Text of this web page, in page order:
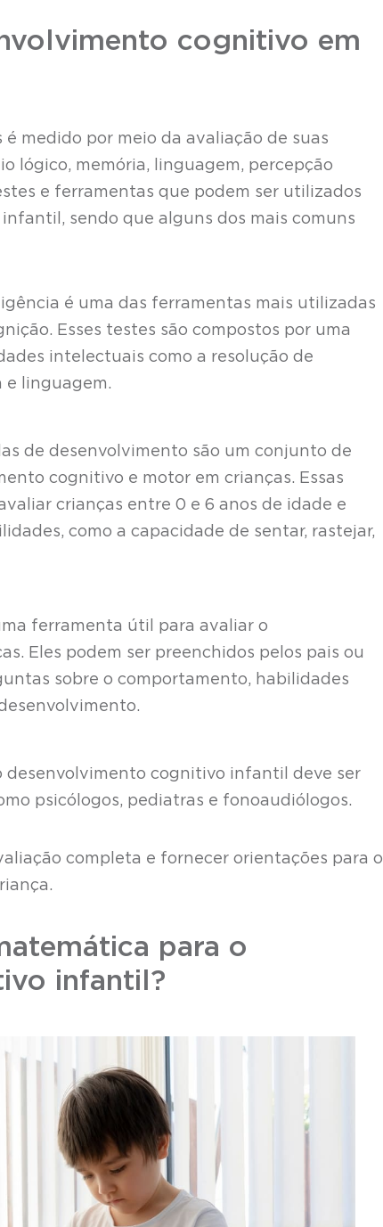
cognitivo em
medido por meio da avaliação de suas
lógico, memória, linguagem, percepção
e ferramentas que podem ser utilizados
sendo que alguns dos mais comuns
é uma das ferramentas mais utilizadas
Esses testes são compostos por uma
intelectuais como a resolução de
e linguagem.
de desenvolvimento são um conjunto de
cognitivo e motor em crianças. Essas
crianças entre 0 e 6 anos de idade e
como a capacidade de sentar, rastejar,
ferramenta útil para avaliar o
Eles podem ser preenchidos pelos pais ou
sobre o comportamento, habilidades
desenvolvimento cognitivo infantil deve ser
psicólogos, pediatras e fonoaudiólogos.
completa e fornecer orientações para o
para o
infantil?